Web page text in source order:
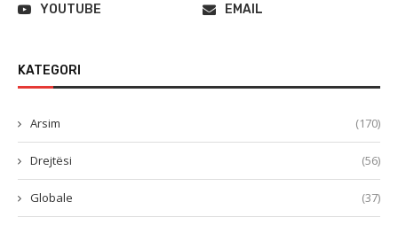
YOUTUBE
EMAIL
KATEGORI
Arsim (170)
Drejtësi (56)
Globale (37)